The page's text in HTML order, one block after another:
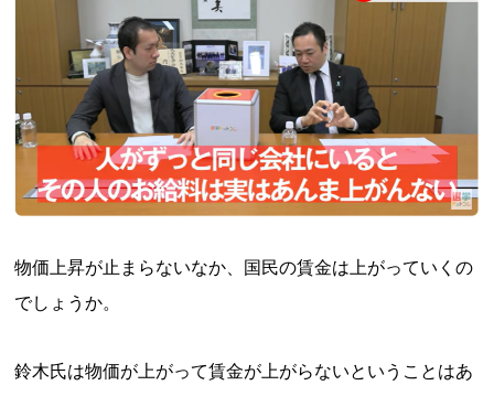
物価上昇が止まらないなか、国民の賃金は上がっていくの
でしょうか。
鈴木氏は物価が上がって賃金が上がらないということはあ